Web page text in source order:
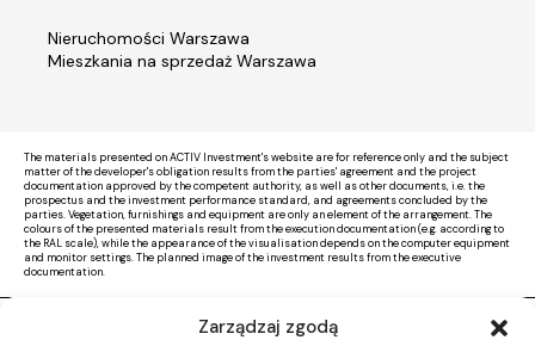
Zarządzaj zgodą
Nieruchomości Warszawa
Mieszkania na sprzedaż Warszawa
The materials presented on ACTIV Investment's website are for reference only and the subject
matter of the developer's obligation results from the parties' agreement and the project
documentation approved by the competent authority, as well as other documents, i.e. the
prospectus and the investment performance standard, and agreements concluded by the
parties. Vegetation, furnishings and equipment are only an element of the arrangement. The
colours of the presented materials result from the execution documentation (e.g. according to
the RAL scale), while the appearance of the visualisation depends on the computer equipment
and monitor settings. The planned image of the investment results from the executive
documentation.
Activ Investment|Polityka prywatności